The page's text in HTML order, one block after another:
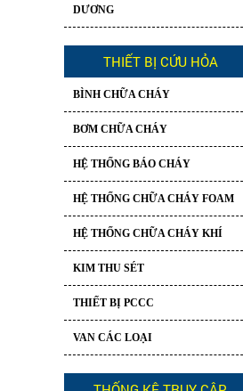
DƯƠNG
THIẾT BỊ CỨU HỎA
BÌNH CHỮA CHÁY
BƠM CHỮA CHÁY
HỆ THỐNG BÁO CHÁY
HỆ THỐNG CHỮA CHÁY FOAM
HỆ THỐNG CHỮA CHÁY KHÍ
KIM THU SÉT
THIẾT BỊ PCCC
VAN CÁC LOẠI